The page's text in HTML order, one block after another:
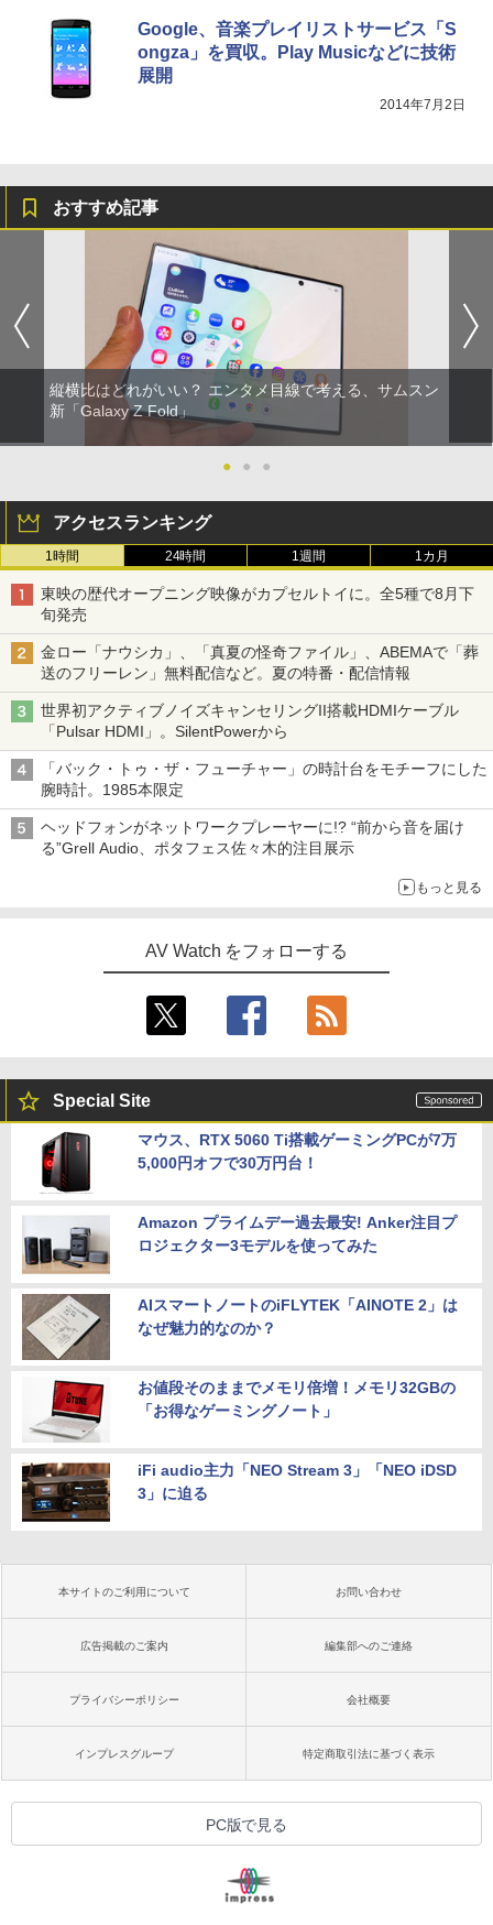
Google、音楽プレイリストサービス「S
ongza」を買収。Play Musicなどに技術
展開
2014年7月2日
おすすめ記事
縦横比はどれがいい？ エンタメ目線で考える、サムスン
新「Galaxy Z Fold」
● ● ●
アクセスランキング
1時間 24時間 1週間 1カ月
東映の歴代オープニング映像がカプセルトイに。全5種で8月下
旬発売
金ロー「ナウシカ」、「真夏の怪奇ファイル」、ABEMAで「葬
送のフリーレン」無料配信など。夏の特番・配信情報
世界初アクティブノイズキャンセリングII搭載HDMIケーブル
「Pulsar HDMI」。SilentPowerから
「バック・トゥ・ザ・フューチャー」の時計台をモチーフにした
腕時計。1985本限定
ヘッドフォンがネットワークプレーヤーに!? “前から音を届け
る”Grell Audio、ポタフェス佐々木的注目展示
もっと見る
AV Watch をフォローする
Special Site
マウス、RTX 5060 Ti搭載ゲーミングPCが7万
5,000円オフで30万円台！
Amazon プライムデー過去最安! Anker注目プ
ロジェクター3モデルを使ってみた
AIスマートノートのiFLYTEK「AINOTE 2」は
なぜ魅力的なのか？
お値段そのままでメモリ倍増！メモリ32GBの
「お得なゲーミングノート」
iFi audio主力「NEO Stream 3」「NEO iDSD
3」に迫る
本サイトのご利用について お問い合わせ
広告掲載のご案内 編集部へのご連絡
プライバシーポリシー 会社概要
インプレスグループ 特定商取引法に基づく表示
PC版で見る